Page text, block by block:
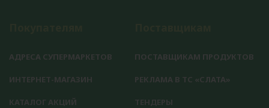
АДРЕСА СУПЕРМАРКЕТОВ
ИНТЕРНЕТ-МАГАЗИН
КАТАЛОГ АКЦИЙ
ПОСТАВЩИКАМ ПРОДУКТОВ
РЕКЛАМА В ТС «СЛАТА»
ТЕНДЕРЫ